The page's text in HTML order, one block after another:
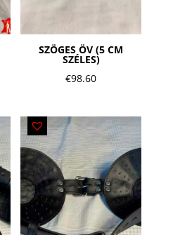
SZÖGES ÖV (5 CM
SZÉLES)
€98.60